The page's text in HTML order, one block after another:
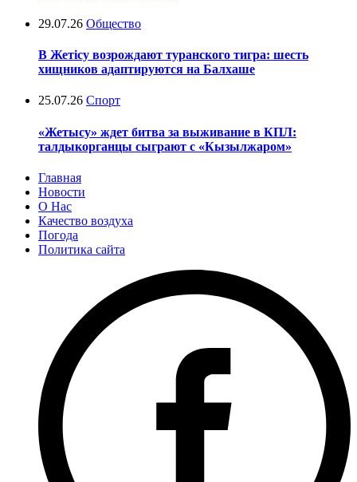
29.07.26 Общество
В Жетісу возрождают туранского тигра: шесть
хищников адаптируются на Балхаше
25.07.26 Спорт
«Жетысу» ждет битва за выживание в КПЛ:
талдыкорганцы сыграют с «Кызылжаром»
Главная
Новости
О Нас
Качество воздуха
Погода
Политика сайта